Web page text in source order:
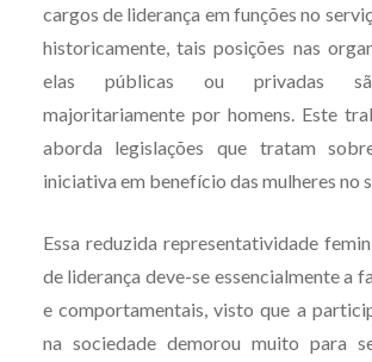
cargos de liderança em funções no
historicamente, tais posições nas
elas públicas ou privadas
majoritariamente por homens. Este
aborda legislações que tratam
iniciativa em benefício das mulheres no
Essa reduzida representatividade
de liderança deve-se essencialmente a
e comportamentais, visto que a
na sociedade demorou muito para